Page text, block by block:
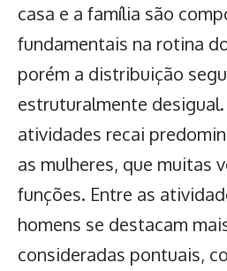
casa e a família são
fundamentais na rotina
porém a distribuição
estruturalmente
atividades recai
as mulheres, que muitas
funções. Entre as
homens se destacam
consideradas pontuais,